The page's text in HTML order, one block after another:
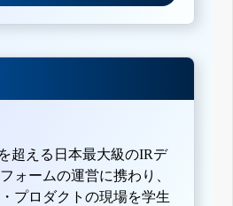
超える日本最大級のIRデ
ォームの運営に携わり、
プロダクトの現場を学生